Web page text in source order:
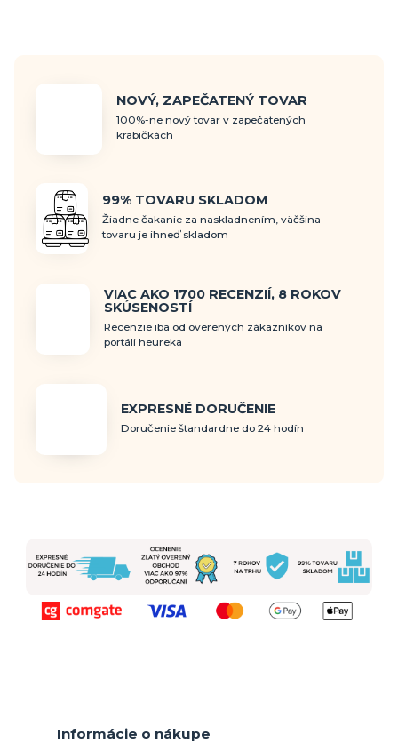
NOVÝ, ZAPEČATENÝ TOVAR
100%-ne nový tovar v zapečatených
krabičkách
99% TOVARU SKLADOM
Žiadne čakanie za naskladnením, väčšina
tovaru je ihneď skladom
VIAC AKO 1700 RECENZIÍ, 8 ROKOV
SKÚSENOSTÍ
Recenzie iba od overených zákazníkov na
portáli heureka
EXPRESNÉ DORUČENIE
Doručenie štandardne do 24 hodín
Informácie o nákupe